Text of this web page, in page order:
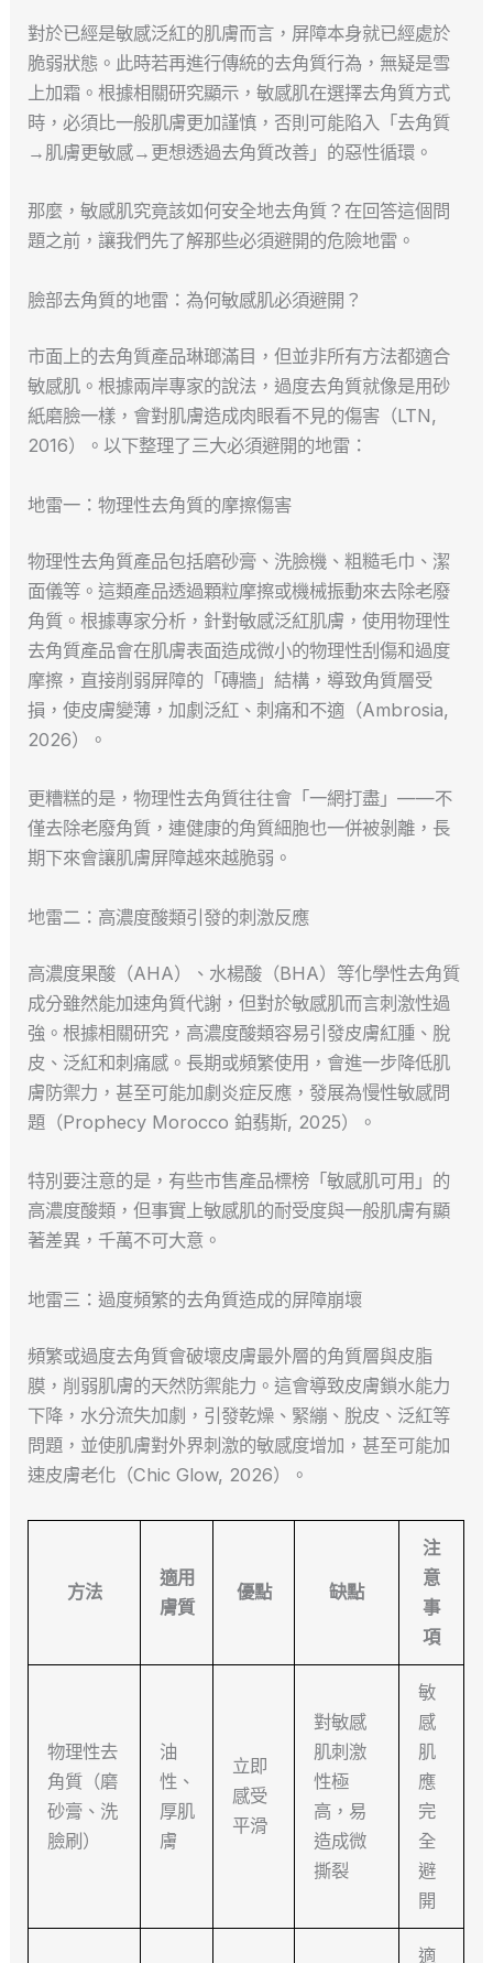
對於已經是敏感泛紅的肌膚而言，屏障本身就已經處於
脆弱狀態。此時若再進行傳統的去角質行為，無疑是雪
上加霜。根據相關研究顯示，敏感肌在選擇去角質方式
時，必須比一般肌膚更加謹慎，否則可能陷入「去角質
→肌膚更敏感→更想透過去角質改善」的惡性循環。
那麼，敏感肌究竟該如何安全地去角質？在回答這個問
題之前，讓我們先了解那些必須避開的危險地雷。
臉部去角質的地雷：為何敏感肌必須避開？
市面上的去角質產品琳瑯滿目，但並非所有方法都適合
敏感肌。根據兩岸專家的說法，過度去角質就像是用砂
紙磨臉一樣，會對肌膚造成肉眼看不見的傷害（LTN,
2016）。以下整理了三大必須避開的地雷：
地雷一：物理性去角質的摩擦傷害
物理性去角質產品包括磨砂膏、洗臉機、粗糙毛巾、潔
面儀等。這類產品透過顆粒摩擦或機械振動來去除老廢
角質。根據專家分析，針對敏感泛紅肌膚，使用物理性
去角質產品會在肌膚表面造成微小的物理性刮傷和過度
摩擦，直接削弱屏障的「磚牆」結構，導致角質層受
損，使皮膚變薄，加劇泛紅、刺痛和不適（Ambrosia,
2026）。
更糟糕的是，物理性去角質往往會「一網打盡」——不
僅去除老廢角質，連健康的角質細胞也一併被剝離，長
期下來會讓肌膚屏障越來越脆弱。
地雷二：高濃度酸類引發的刺激反應
高濃度果酸（AHA）、水楊酸（BHA）等化學性去角質
成分雖然能加速角質代謝，但對於敏感肌而言刺激性過
強。根據相關研究，高濃度酸類容易引發皮膚紅腫、脫
皮、泛紅和刺痛感。長期或頻繁使用，會進一步降低肌
膚防禦力，甚至可能加劇炎症反應，發展為慢性敏感問
題（Prophecy Morocco 鉑翡斯, 2025）。
特別要注意的是，有些市售產品標榜「敏感肌可用」的
高濃度酸類，但事實上敏感肌的耐受度與一般肌膚有顯
著差異，千萬不可大意。
地雷三：過度頻繁的去角質造成的屏障崩壞
頻繁或過度去角質會破壞皮膚最外層的角質層與皮脂
膜，削弱肌膚的天然防禦能力。這會導致皮膚鎖水能力
下降，水分流失加劇，引發乾燥、緊繃、脫皮、泛紅等
問題，並使肌膚對外界刺激的敏感度增加，甚至可能加
速皮膚老化（Chic Glow, 2026）。
方法
適用
膚質
優點 缺點
注
意
事
項
物理性去
角質（磨
砂膏、洗
臉刷）
油
性、
厚肌
膚
立即
感受
平滑
對敏感
肌刺激
性極
高，易
造成微
撕裂
敏
感
肌
應
完
全
避
開
適